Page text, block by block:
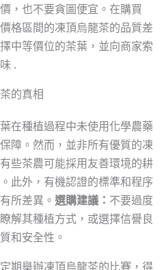
，也不要貪圖便宜。在購買
格區間的凍頂烏龍茶的品質差
中等價位的茶葉，並向商家索
.
的真相
在種植過程中未使用化學農藥
障。然而，並非所有優質的凍
些茶農可能採用友善環境的耕
此外，有機認證的標準和程序
所差異。 選購建議： 不要過度
解其種植方式，或選擇信譽良
和安全性。
期舉辦凍頂烏龍茶的比賽，得